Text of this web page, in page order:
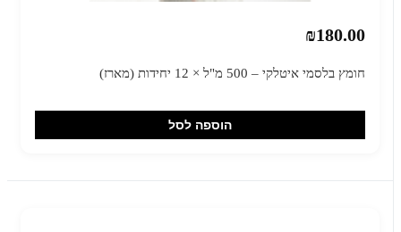
₪180.00
חומץ בלסמי איטלקי – 500 מ"ל × 12 יחידות (מארז)
הוספה לסל